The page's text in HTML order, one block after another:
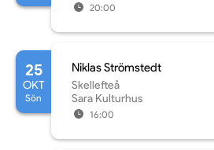
20:00
25
OKT
Sön
Niklas Strömstedt
Skellefteå
Sara Kulturhus
16:00